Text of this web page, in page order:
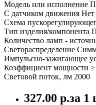
Модель или исполнение
С датчиком движения Нет
Схема
Тип изделия/компонента
Количество ламп -
Светораспределение
Импульсно-зажигающее
Коэффициент мощности ≥
Световой поток, лм 2000
327.00 р.за 1